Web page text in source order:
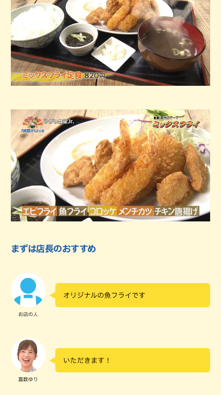
まずは店長のおすすめ
お店の人
オリジナルの魚フライです
嘉数ゆり
いただきます！